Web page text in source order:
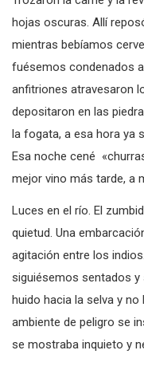
hojas oscuras. Allí
mientras bebíamos
fuésemos condenados
anfitriones atravesaron
depositaron en las
la fogata, a esa hora ya
Esa noche cené
mejor vino más tarde, a
Luces en el río. El
quietud. Una
agitación entre los
siguiésemos sentados y
huido hacia la selva y no
ambiente de peligro se
se mostraba inquieto y